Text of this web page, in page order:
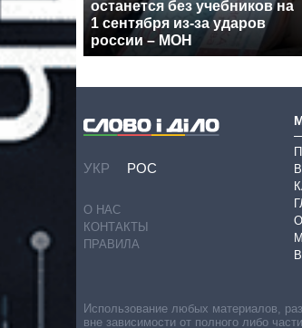
останется без учебников на
1 сентября из-за ударов
россии – МОН
УКР РОС
О НАС
КОНТАКТЫ
ПРАВИЛА
Использование любых материалов,
вне зависимости от полного либо